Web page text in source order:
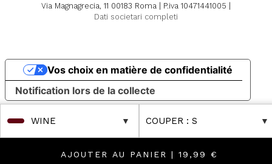
FINAL SALES Up to -80% Online & in Boutique!
WINE COUPER : S
AJOUTER AU PANIER | 19,99 €
Via Magnagrecia, 11 00183 Roma | P.iva 10471441005 |
Dati societari completi
FINAL SALES Up to -80% Online & in
Notification lors de la collecte
Vos choix en matière de confidentialité